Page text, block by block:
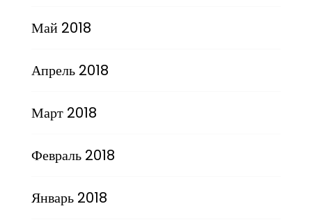
Май 2018
Апрель 2018
Март 2018
Февраль 2018
Январь 2018